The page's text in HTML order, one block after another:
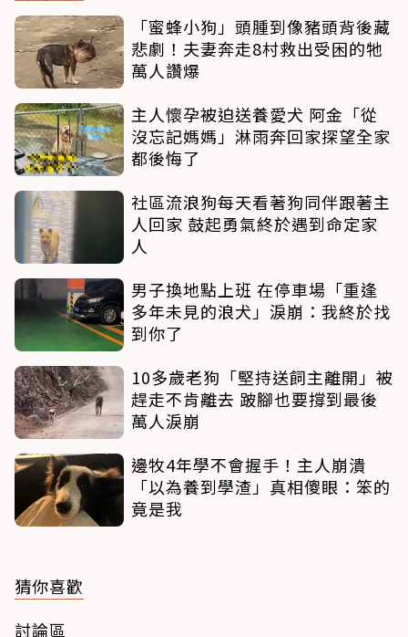
「蜜蜂小狗」頭腫到像豬頭背後藏
悲劇！夫妻奔走8村救出受困的牠
萬人讚爆
主人懷孕被迫送養愛犬 阿金「從
沒忘記媽媽」淋雨奔回家探望全家
都後悔了
社區流浪狗每天看著狗同伴跟著主
人回家 鼓起勇氣終於遇到命定家
人
男子換地點上班 在停車場「重逢
多年未見的浪犬」淚崩：我終於找
到你了
10多歲老狗「堅持送飼主離開」被
趕走不肯離去 跛腳也要撐到最後
萬人淚崩
邊牧4年學不會握手！主人崩潰
「以為養到學渣」真相傻眼：笨的
竟是我
猜你喜歡
討論區